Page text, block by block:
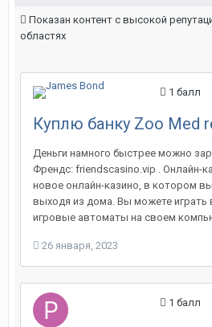
Показан контент с высокой
областях
1 балл
Куплю банку Zoo Med
Деньги намного быстрее можно
Френдс: friendscasino.vip . Онлайн-
новое онлайн-казино, в котором
выходя из дома. Вы можете играть
игровые автоматы на своем
26 января, 2023
1 балл